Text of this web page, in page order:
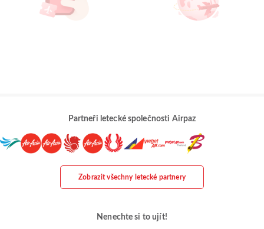
Partneři letecké společnosti Airpaz
Zobrazit všechny letecké partnery
Nenechte si to ujít!